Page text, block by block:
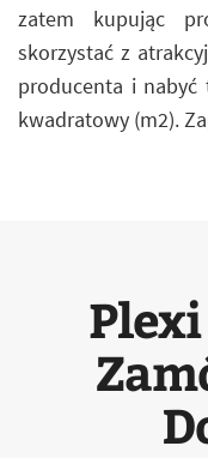
zatem kupując
skorzystać z
producenta i
kwadratowy (m2).